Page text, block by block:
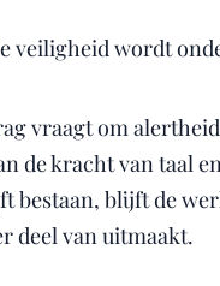
veiligheid wordt
vraagt om
de kracht van taal
bestaan, blijft de
deel van uitmaakt.